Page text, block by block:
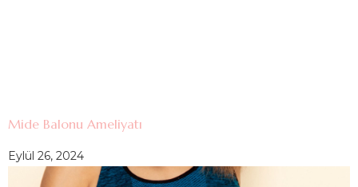
Mide Balonu Ameliyatı
Eylül 26, 2024